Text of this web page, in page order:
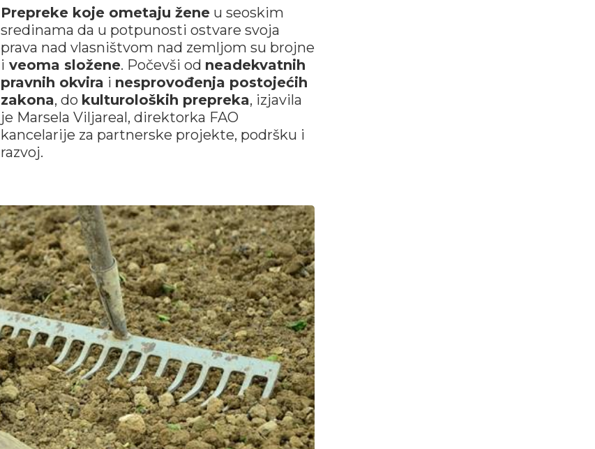
Prepreke koje ometaju ženeu seoskim
sredinama da u potpunosti ostvare svoja
prava nad vlasništvom nad zemljom su brojne
i veoma složene. Počevši od neadekvatnih
pravnih okvira i nesprovođenja postojećih
zakona, do kulturoloških prepreka, izjavila
je Marsela Viljareal, direktorka FAO
kancelarije za partnerske projekte, podršku i
razvoj.